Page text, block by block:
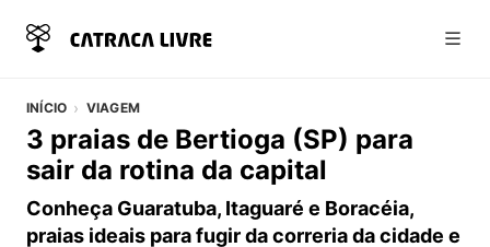
INÍCIO VIAGEM
3 praias de Bertioga (SP) para
sair da rotina da capital
Conheça Guaratuba, Itaguaré e Boracéia,
praias ideais para fugir da correria da cidade e